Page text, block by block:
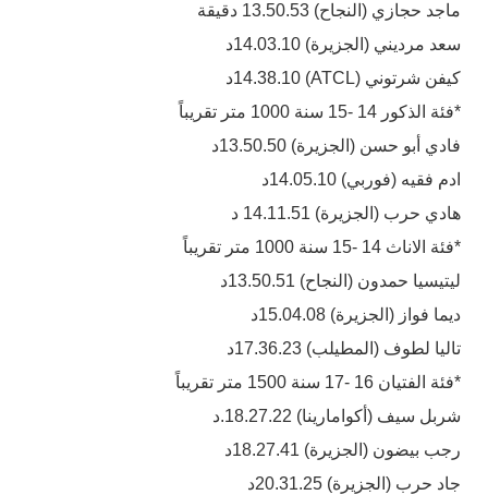
ماجد حجازي (النجاح) 13.50.53 دقيقة
سعد مرديني (الجزيرة) 14.03.10د
كيفن شرتوني (ATCL) 14.38.10د
*فئة الذكور 14 -15 سنة 1000 متر تقريباً
فادي أبو حسن (الجزيرة) 13.50.50د
ادم فقيه (فوربي) 14.05.10د
هادي حرب (الجزيرة) 14.11.51 د
*فئة الاناث 14 -15 سنة 1000 متر تقريباً
ليتيسيا حمدون (النجاح) 13.50.51د
ديما فواز (الجزيرة) 15.04.08د
تاليا لطوف (المطيلب) 17.36.23د
*فئة الفتيان 16 -17 سنة 1500 متر تقريباً
شربل سيف (أكوامارينا) 18.27.22.د
رجب بيضون (الجزيرة) 18.27.41د
جاد حرب (الجزيرة) 20.31.25د